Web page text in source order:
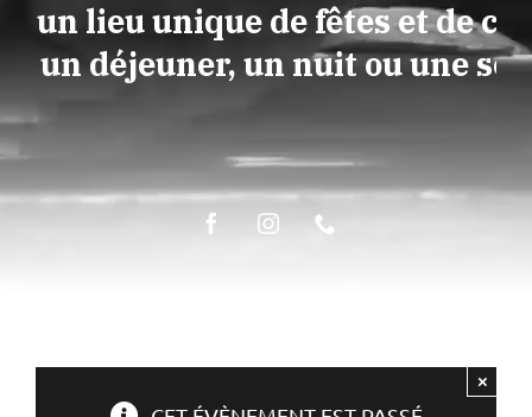
TRAITEUR
ÉPICERIE FINE
un lieu unique de fêtes et de
un déjeuner, un nuit ou une
×